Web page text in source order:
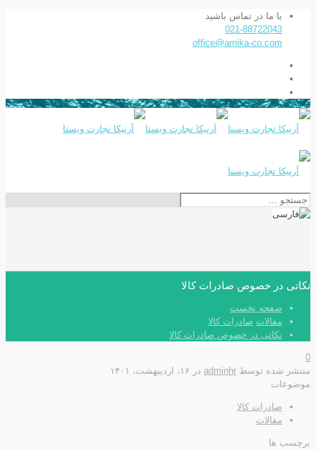
با ما در تماس باشید
021-88722043
office@arnika-co.com
نکاتی در خصوص صادرات کالا
صفحه نخست
مقالات صادرات کالا
نکاتی در خصوص صادرات کالا
0
منتشر شده توسط adminhr در ۱۶، اردیبهشت، ۱۴۰۱
موضوعات
صادرات کالا
مقالات
برچسب ها